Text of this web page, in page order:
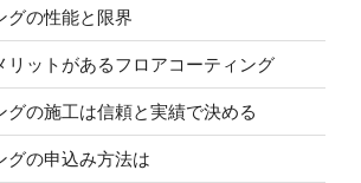
グの性能と限界
リットがあるフロアコーティング
グの施工は信頼と実績で決める
グの申込み方法は